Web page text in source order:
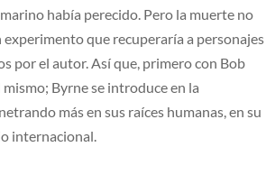
había perecido. Pero la muerte no
que recuperaría a personajes
por el autor. Así que, primero con Bob
Byrne se introduce en la
más en sus raíces humanas, en su
internacional.